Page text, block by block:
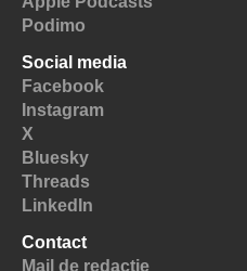
Podimo
Social media
Facebook
Instagram
X
Bluesky
Threads
LinkedIn
Contact
Mail de redactie